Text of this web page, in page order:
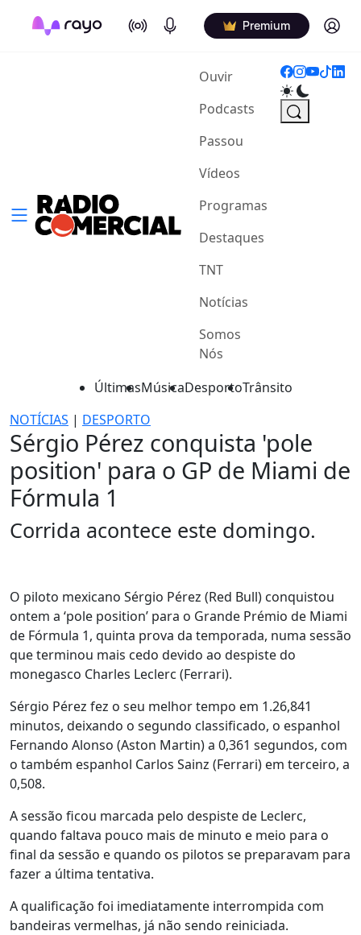
On Air Podcasts Premium Log in
Ouvir(current)
Podcasts
Passou
Vídeos
Programas
Destaques
TNT
Notícias
Somos
Nós
ÚltimasMúsicaDesportoTrânsito
NOTÍCIAS | DESPORTO
Sérgio Pérez conquista 'pole
position' para o GP de Miami de
Fórmula 1
Corrida acontece este domingo.
O piloto mexicano Sérgio Pérez (Red Bull) conquistou
ontem a ‘pole position’ para o Grande Prémio de Miami
de Fórmula 1, quinta prova da temporada, numa sessão
que terminou mais cedo devido ao despiste do
monegasco Charles Leclerc (Ferrari).
Sérgio Pérez fez o seu melhor tempo em 1.26,841
minutos, deixando o segundo classificado, o espanhol
Fernando Alonso (Aston Martin) a 0,361 segundos, com
o também espanhol Carlos Sainz (Ferrari) em terceiro, a
0,508.
A sessão ficou marcada pelo despiste de Leclerc,
quando faltava pouco mais de minuto e meio para o
final da sessão e quando os pilotos se preparavam para
fazer a última tentativa.
A qualificação foi imediatamente interrompida com
bandeiras vermelhas, já não sendo reiniciada.